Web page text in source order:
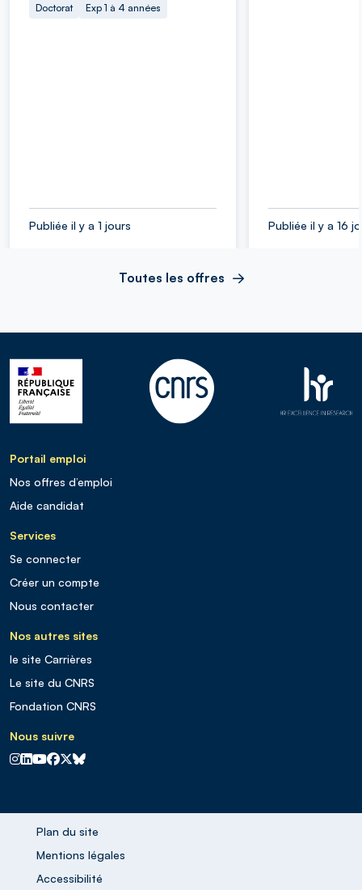
Doctorat
Exp 1 à 4 années
Publiée il y a 1 jours Publiée il y a 16
Toutes les offres
Portail emploi
Nos offres d’emploi
Aide candidat
Services
Se connecter
Créer un compte
Nous contacter
Nos autres sites
le site Carrières
Le site du CNRS
Fondation CNRS
Nous suivre
CNRS sur Instagram
CNRS sur Linkedin
CNRS sur Youtube
CNRS sur Facebook
CNRS sur X
CNRS sur Blus sky
Plan du site
Mentions légales
Accessibilité